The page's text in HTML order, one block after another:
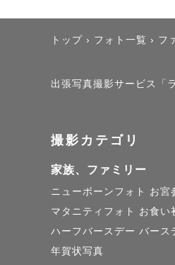
トップ › フォト一覧 › フ
出張写真撮影サービス「
撮影カテゴリ
家族、ファミリー
ニューボーンフォト お宮
マタニティフォト
お食い
ハーフバースデー バース
年賀状写真